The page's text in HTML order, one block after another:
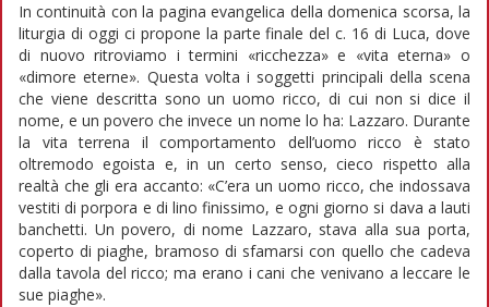
In continuità con la pagina evangelica della domenica scorsa, la
liturgia di oggi ci propone la parte finale del c. 16 di Luca, dove
di nuovo ritroviamo i termini «ricchezza» e «vita eterna» o
«dimore eterne». Questa volta i soggetti principali della scena
che viene descritta sono un uomo ricco, di cui non si dice il
nome, e un povero che invece un nome lo ha: Lazzaro. Durante
la vita terrena il comportamento dell’uomo ricco è stato
oltremodo egoista e, in un certo senso, cieco rispetto alla
realtà che gli era accanto: «C’era un uomo ricco, che indossava
vestiti di porpora e di lino finissimo, e ogni giorno si dava a lauti
banchetti. Un povero, di nome Lazzaro, stava alla sua porta,
coperto di piaghe, bramoso di sfamarsi con quello che cadeva
dalla tavola del ricco; ma erano i cani che venivano a leccare le
sue piaghe».